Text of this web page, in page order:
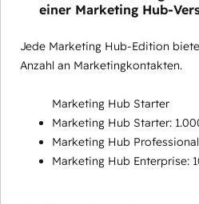
einer Marketing Hub-
Jede Marketing Hub-Edition
Anzahl an Marketingkontakten.
Marketing Hub Starter
Marketing Hub Starter:
Marketing Hub
Marketing Hub Enterprise: